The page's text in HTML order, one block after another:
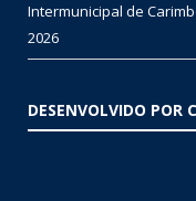
Intermunicipal de
2026
DESENVOLVIDO POR